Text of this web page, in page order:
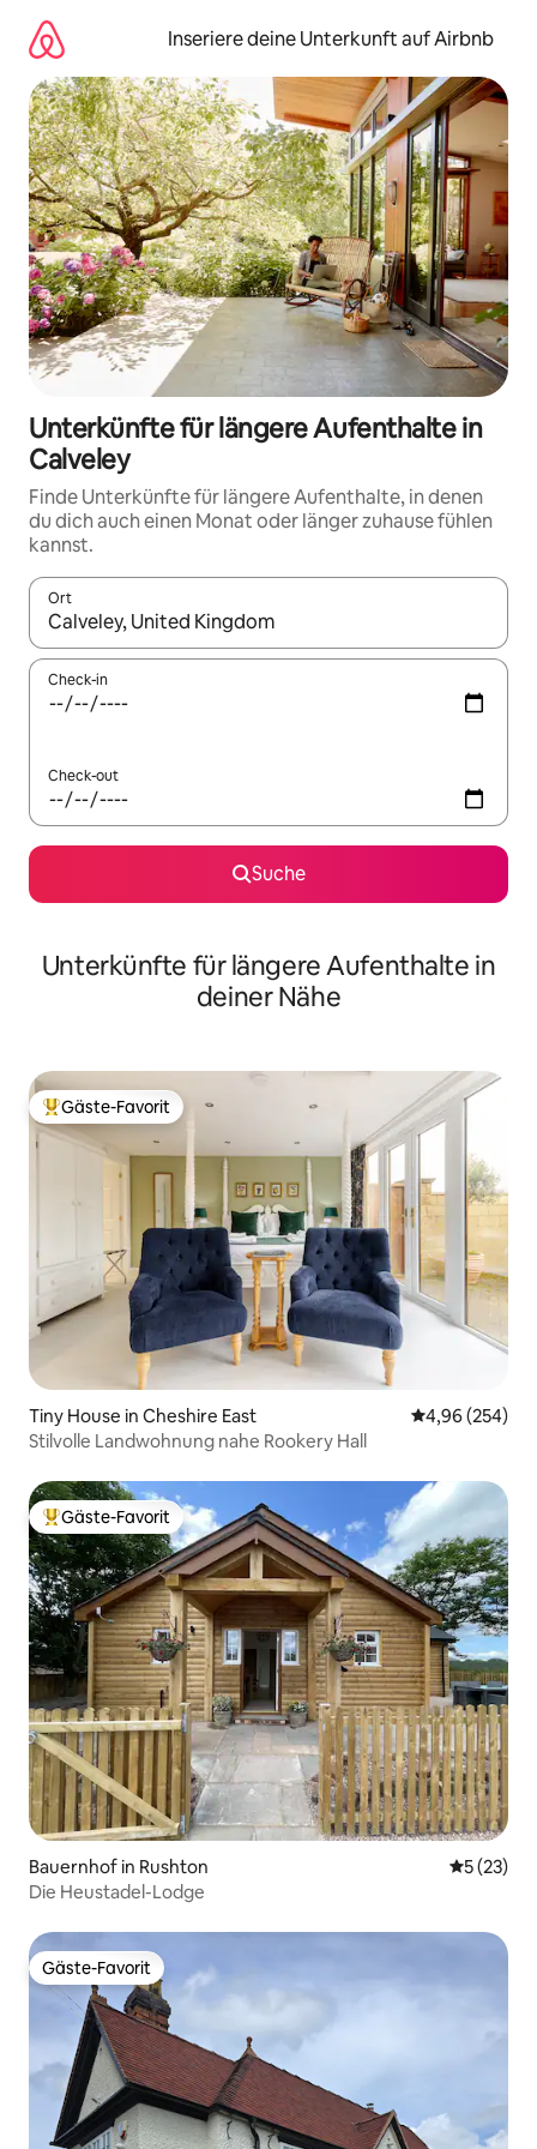
Inhalten
springen
Inseriere deine Unterkunft auf Airbnb
Unterkünfte für längere Aufenthalte in
Calveley
Finde Unterkünfte für längere Aufenthalte, in denen
du dich auch einen Monat oder länger zuhause fühlen
kannst.
Ort
Wenn Ergebnisse verfügbar sind, navigiere mit den
Check-in
Check-out
Suche
Unterkünfte für längere Aufenthalte in
deiner Nähe
Beliebter Gäste-Favorit.
Gäste-Favorit
Tiny House in Cheshire East
4,96 (254)
Stilvolle Landwohnung nahe Rookery Hall
Beliebter Gäste-Favorit.
Gäste-Favorit
Bauernhof in Rushton
5 (23)
Die Heustadel-Lodge
Gäste-Favorit
Gäste-Favorit